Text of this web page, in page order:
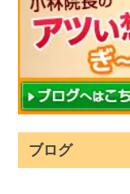
ブログ